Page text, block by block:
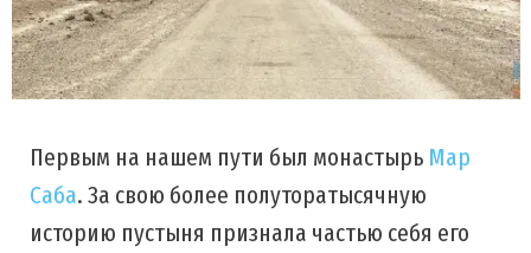
Первым на нашем пути был монастырь Мар
Саба. За свою более полуторатысячную
историю пустыня признала частью себя его